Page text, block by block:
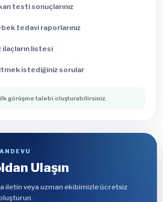
testi sonuçlarınız
tedavi raporlarınız
ilaçların listesi
istediğiniz sorular
görüşme talebi oluşturabilirsiniz.
Ulaşın
iletin veya uzman ekibimizle ücretsiz